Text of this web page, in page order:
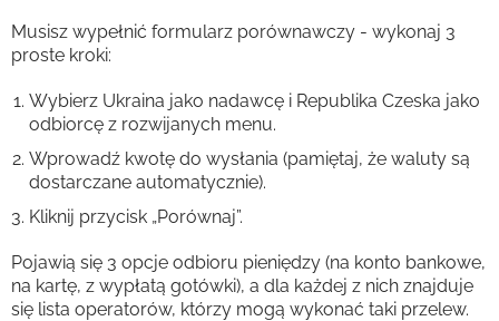
Musisz wypełnić formularz porównawczy - wykonaj 3
proste kroki:
Wybierz Ukraina jako nadawcę i Republika Czeska jako
odbiorcę z rozwijanych menu.
Wprowadź kwotę do wysłania (pamiętaj, że waluty są
dostarczane automatycznie).
Kliknij przycisk „Porównaj”.
Pojawią się 3 opcje odbioru pieniędzy (na konto bankowe,
na kartę, z wypłatą gotówki), a dla każdej z nich znajduje
się lista operatorów, którzy mogą wykonać taki przelew.